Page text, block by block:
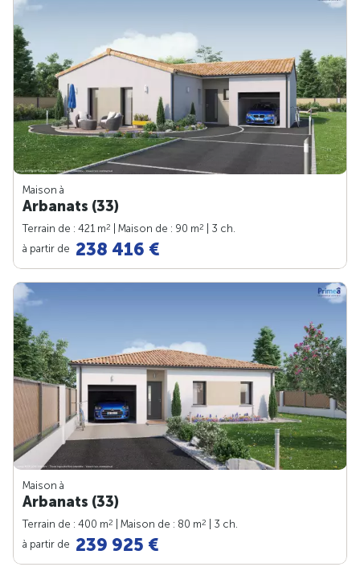
Maison à
Arbanats (33)
Terrain de : 421 m2 | Maison de : 90 m2
| 3 ch.
à partir de 238 416 €
Maison à
Arbanats (33)
Terrain de : 400 m2 | Maison de : 80 m2
| 3 ch.
à partir de 239 925 €